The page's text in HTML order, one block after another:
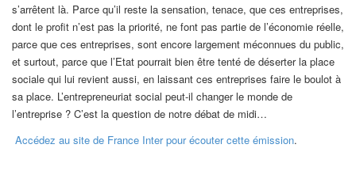
s’arrêtent là. Parce qu’il reste la sensation, tenace, que ces entreprises,
dont le profit n’est pas la priorité, ne font pas partie de l’économie réelle,
parce que ces entreprises, sont encore largement méconnues du public,
et surtout, parce que l’Etat pourrait bien être tenté de déserter la place
sociale qui lui revient aussi, en laissant ces entreprises faire le boulot à
sa place. L’entrepreneuriat social peut-il changer le monde de
l’entreprise ? C’est la question de notre débat de midi…
Accédez au site de France Inter pour écouter cette émission.